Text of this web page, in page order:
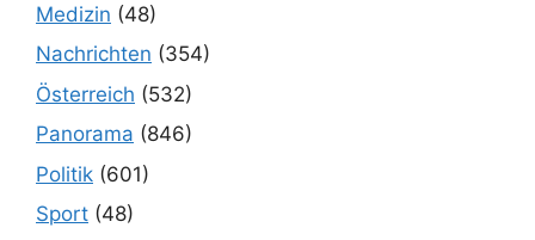
Medizin (48)
Nachrichten (354)
Österreich (532)
Panorama (846)
Politik (601)
Sport (48)